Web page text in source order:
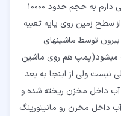
برای مثال : من یک مخزن هوایی دارم به حجم حدود ۱۰۰۰۰
ارتفاع حدود ۷ متری از سطح زمین روی پایه تعبیه
توسط ماشینهای
میشود(پمپ هم روی ماشین
نیست ولی از اینجا به بعد
آب داخل مخزن ریخته شده و
داخل مخزن رو مانیتورینگ